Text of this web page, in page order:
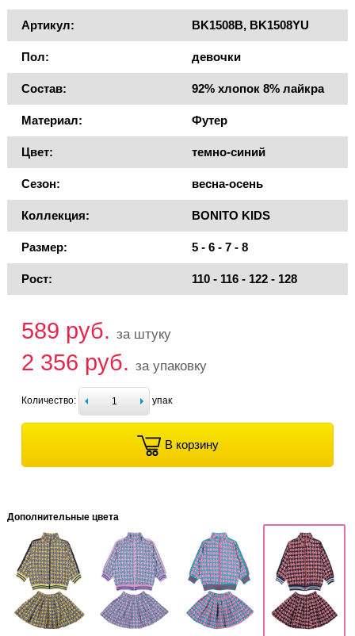
Артикул: BK1508B, BK1508YU
Пол: девочки
Состав: 92% хлопок 8% лайкра
Материал: Футер
Цвет: темно-синий
Сезон: весна-осень
Коллекция: BONITO KIDS
Размер: 5 - 6 - 7 - 8
Рост: 110 - 116 - 122 - 128
589 руб. за штуку
2 356 руб. за упаковку
Количество: упак
В корзину
Дополнительные цвета